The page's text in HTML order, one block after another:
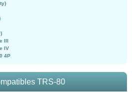
III
IV
4P
TRS-80